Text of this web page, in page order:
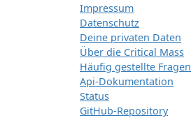
Impressum
Datenschutz
Deine privaten Daten
Über die Critical Mass
Häufig gestellte Fragen
Api-Dokumentation
Status
GitHub-Repository